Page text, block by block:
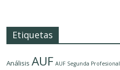
Etiquetas
Análisis AUF AUF Segunda Profesional